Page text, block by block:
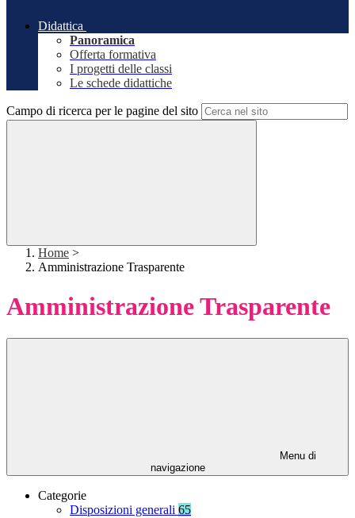
Didattica
Panoramica
Offerta formativa
I progetti delle classi
Le schede didattiche
Campo di ricerca per le pagine del sito
Home >
Amministrazione Trasparente
Amministrazione Trasparente
Menu di
navigazione
Categorie
Disposizioni generali 65